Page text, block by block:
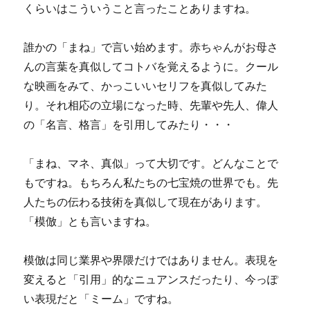
くらいはこういうこと言ったことありますね。
誰かの「まね」で言い始めます。赤ちゃんがお母さ
んの言葉を真似してコトバを覚えるように。クール
な映画をみて、かっこいいセリフを真似してみた
り。それ相応の立場になった時、先輩や先人、偉人
の「名言、格言」を引用してみたり・・・
「まね、マネ、真似」って大切です。どんなことで
もですね。もちろん私たちの七宝焼の世界でも。先
人たちの伝わる技術を真似して現在があります。
「模倣」とも言いますね。
模倣は同じ業界や界隈だけではありません。表現を
変えると「引用」的なニュアンスだったり、今っぽ
い表現だと「ミーム」ですね。